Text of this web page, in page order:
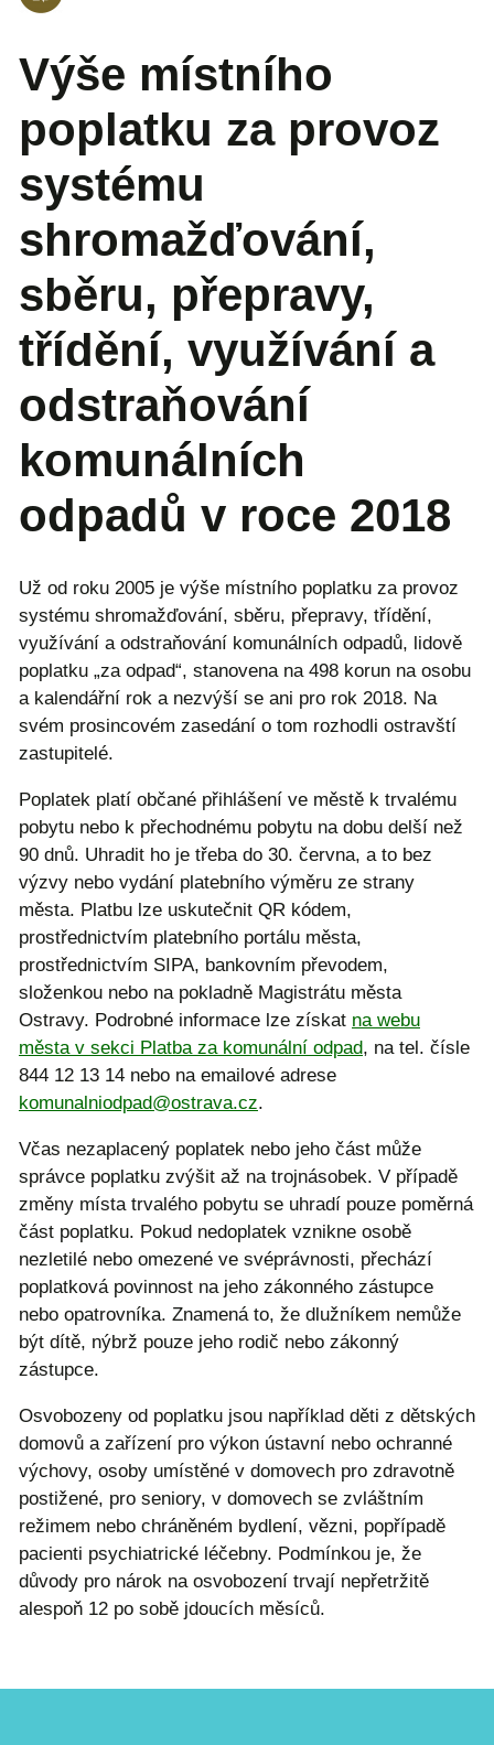
Výše místního
poplatku za provoz
systému
shromažďování,
sběru, přepravy,
třídění, využívání a
odstraňování
komunálních
odpadů v roce 2018
Už od roku 2005 je výše místního poplatku za provoz
systému shromažďování, sběru, přepravy, třídění,
využívání a odstraňování komunálních odpadů, lidově
poplatku „za odpad“, stanovena na 498 korun na osobu
a kalendářní rok a nezvýší se ani pro rok 2018. Na
svém prosincovém zasedání o tom rozhodli ostravští
zastupitelé.
Poplatek platí občané přihlášení ve městě k trvalému
pobytu nebo k přechodnému pobytu na dobu delší než
90 dnů. Uhradit ho je třeba do 30. června, a to bez
výzvy nebo vydání platebního výměru ze strany
města. Platbu lze uskutečnit QR kódem,
prostřednictvím platebního portálu města,
prostřednictvím SIPA, bankovním převodem,
složenkou nebo na pokladně Magistrátu města
Ostravy. Podrobné informace lze získat na webu
města v sekci Platba za komunální odpad, na tel. čísle
844 12 13 14 nebo na emailové adrese
komunalniodpad@ostrava.cz.
Včas nezaplacený poplatek nebo jeho část může
správce poplatku zvýšit až na trojnásobek. V případě
změny místa trvalého pobytu se uhradí pouze poměrná
část poplatku. Pokud nedoplatek vznikne osobě
nezletilé nebo omezené ve svéprávnosti, přechází
poplatková povinnost na jeho zákonného zástupce
nebo opatrovníka. Znamená to, že dlužníkem nemůže
být dítě, nýbrž pouze jeho rodič nebo zákonný
zástupce.
Osvobozeny od poplatku jsou například děti z dětských
domovů a zařízení pro výkon ústavní nebo ochranné
výchovy, osoby umístěné v domovech pro zdravotně
postižené, pro seniory, v domovech se zvláštním
režimem nebo chráněném bydlení, vězni, popřípadě
pacienti psychiatrické léčebny. Podmínkou je, že
důvody pro nárok na osvobození trvají nepřetržitě
alespoň 12 po sobě jdoucích měsíců.